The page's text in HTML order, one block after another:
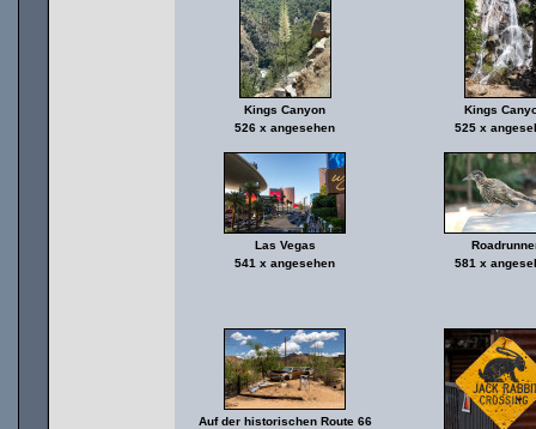
Kings Canyon
526 x angesehen
Kings
525 x
Las Vegas
541 x angesehen
581 x
Auf der historischen Route 66